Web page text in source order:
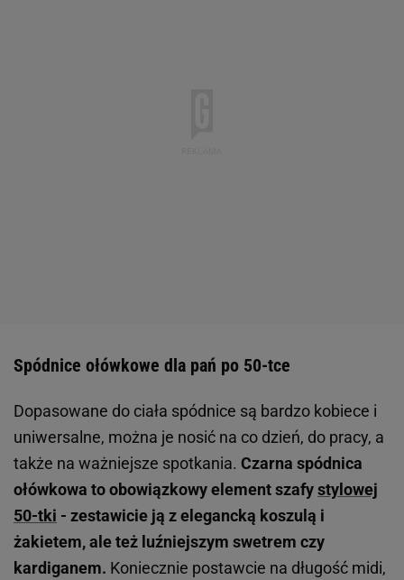
Spódnice ołówkowe dla pań po 50-tce
Dopasowane do ciała spódnice są bardzo kobiece i
uniwersalne, można je nosić na co dzień, do pracy, a
także na ważniejsze spotkania. Czarna spódnica
ołówkowa to obowiązkowy element szafystylowej
50-tki - zestawicie ją z elegancką koszulą i
żakietem, ale też luźniejszym swetrem czy
kardiganem. Koniecznie postawcie na długość midi,